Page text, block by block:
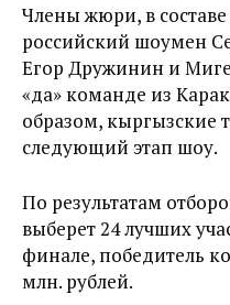
Члены жюри, в
российский шоумен
Егор Дружинин и
«да» команде из
образом, кыргызские
следующий этап шоу.
По результатам
выберет 24 лучших
финале, победитель
млн. рублей.